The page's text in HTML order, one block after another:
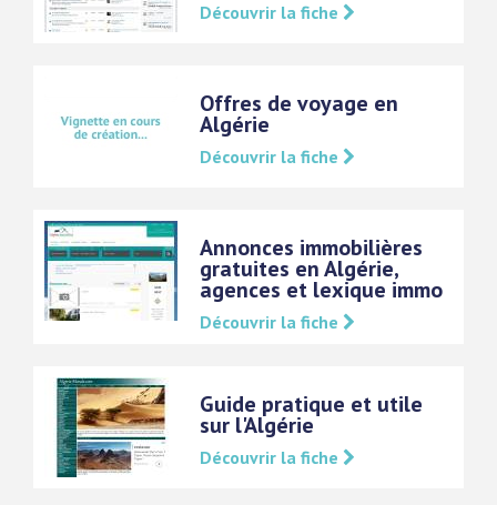
Découvrir la fiche
Offres de voyage en
Algérie
Découvrir la fiche
Annonces immobilières
gratuites en Algérie,
agences et lexique immo
Découvrir la fiche
Guide pratique et utile
sur l'Algérie
Découvrir la fiche